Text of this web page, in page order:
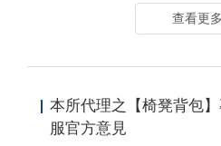
查看更
本所代理之【椅凳背包
服官方意見